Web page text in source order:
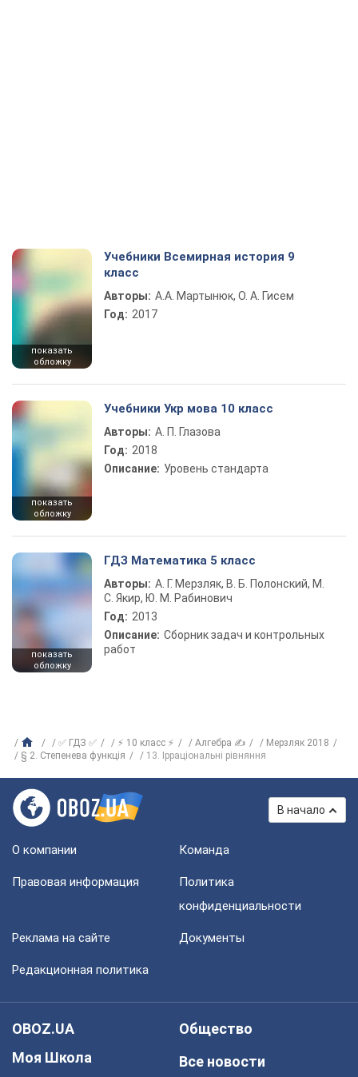
показать
обложку
Учебники Всемирная история 9
класс
Авторы: А.А. Мартынюк, О. А. Гисем
Год: 2017
показать
обложку
Учебники Укр мова 10 класс
Авторы: А. П. Глазова
Год: 2018
Описание: Уровень стандарта
показать
обложку
ГДЗ Математика 5 класс
Авторы: А. Г. Мерзляк, В. Б. Полонский, М.
С. Якир, Ю. М. Рабинович
Год: 2013
Описание: Сборник задач и контрольных
работ
✅ ГДЗ ✅ ⚡ 10 класс ⚡ Алгебра ✍
Мерзляк 2018
§ 2. Степенева функція
13. Ірраціональні рівняння
В начало
О компании Команда
Правовая информация
Политика
конфиденциальности
Реклама на сайте Документы
Редакционная политика
OBOZ.UA
Моя Школа
Общество
Все новости